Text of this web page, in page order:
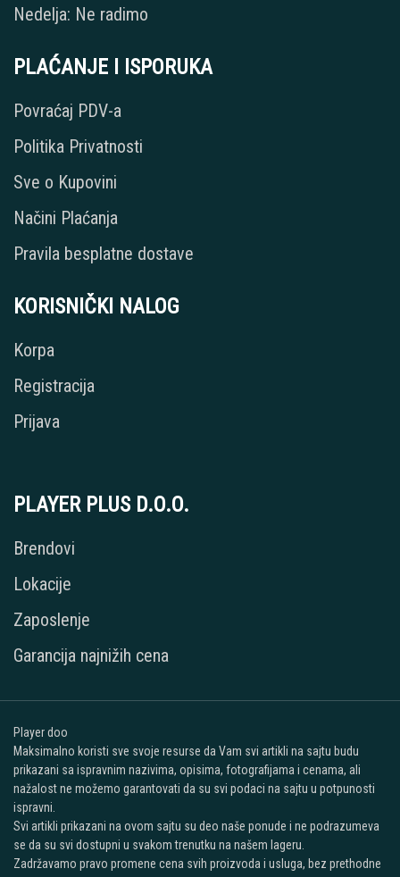
Nedelja: Ne radimo
PLAĆANJE I ISPORUKA
Povraćaj PDV-a
Politika Privatnosti
Sve o Kupovini
Načini Plaćanja
Pravila besplatne dostave
KORISNIČKI NALOG
Korpa
Registracija
Prijava
PLAYER PLUS D.O.O.
Brendovi
Lokacije
Zaposlenje
Garancija najnižih cena
Player doo
Maksimalno koristi sve svoje resurse da Vam svi artikli na sajtu budu
prikazani sa ispravnim nazivima, opisima, fotografijama i cenama, ali
nažalost ne možemo garantovati da su svi podaci na sajtu u potpunosti
ispravni.
Svi artikli prikazani na ovom sajtu su deo naše ponude i ne podrazumeva
se da su svi dostupni u svakom trenutku na našem lageru.
Zadržavamo pravo promene cena svih proizvoda i usluga, bez prethodne